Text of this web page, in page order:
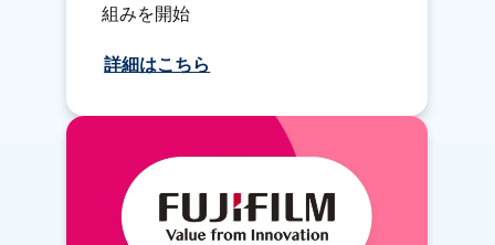
組みを開始
詳細はこちら